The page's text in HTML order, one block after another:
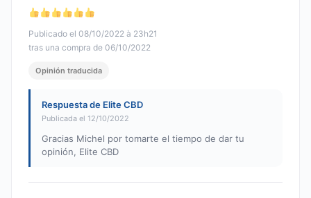
Publicado el 08/10/2022 à 23h21
tras una compra de 06/10/2022
Opinión traducida
Respuesta de Elite CBD
Publicada el 12/10/2022
Gracias Michel por tomarte el tiempo de dar tu
opinión, Elite CBD